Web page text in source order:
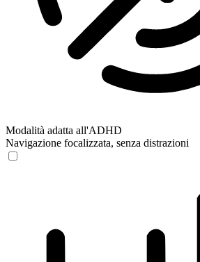
Modalità adatta all'ADHD
Navigazione focalizzata, senza distrazioni